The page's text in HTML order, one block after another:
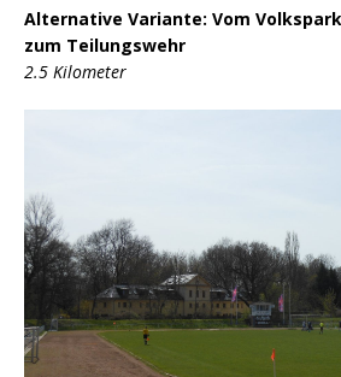
Alternative Variante: Vom
zum Teilungswehr
2.5 Kilometer